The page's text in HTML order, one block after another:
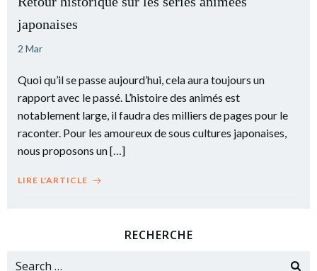
japonaises
2 Mar
Quoi qu’il se passe aujourd’hui, cela aura toujours un
rapport avec le passé. L’histoire des animés est
notablement large, il faudra des milliers de pages pour le
raconter. Pour les amoureux de sous cultures japonaises,
nous proposons un […]
LIRE L'ARTICLE
RECHERCHE
Search